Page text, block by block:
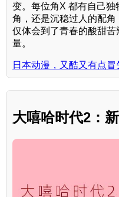
变。每位角X 都有自己
角，还是沉稳过人的配
仅体会到了青春的酸甜
量。
日本动漫，又酷又有点
大嘻哈时代2：